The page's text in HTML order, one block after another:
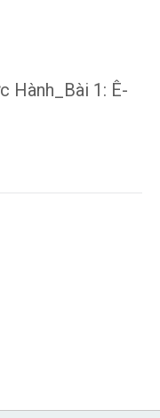
Hành_Bài 1: Ê-